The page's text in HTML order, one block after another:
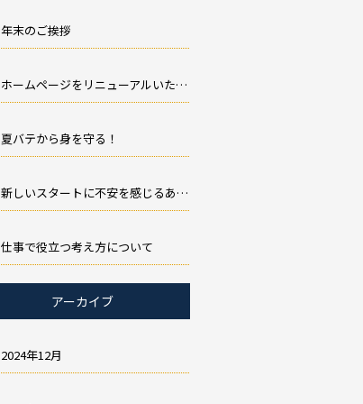
年末のご挨拶
ホームページをリニューアルいたしました。
夏バテから身を守る！
新しいスタートに不安を感じるあなたへ
仕事で役立つ考え方について
アーカイブ
2024年12月